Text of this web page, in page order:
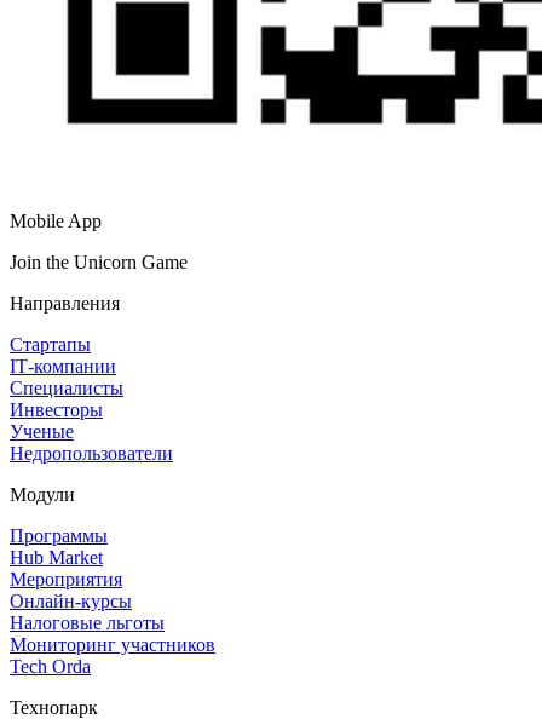
Mobile App
Join the Unicorn Game
Направления
Стартапы
IT‑компании
Специалисты
Инвесторы
Ученые
Недропользователи
Модули
Программы
Hub Market
Мероприятия
Онлайн‑курсы
Налоговые льготы
Мониторинг участников
Tech Orda
Технопарк